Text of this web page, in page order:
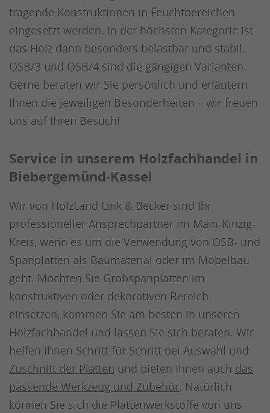
tragende Konstruktionen in Feuchtbereichen
eingesetzt werden. In der höchsten Kategorie ist
das Holz dann besonders belastbar und stabil.
OSB/3 und OSB/4 sind die gängigen Varianten.
Gerne beraten wir Sie persönlich und erläutern
Ihnen die jeweiligen Besonderheiten – wir freuen
uns auf Ihren Besuch!
Service in unserem Holzfachhandel in
Biebergemünd-Kassel
Wir von HolzLand Link & Becker sind Ihr
professioneller Ansprechpartner im Main-Kinzig-
Kreis, wenn es um die Verwendung von OSB- und
Spanplatten als Baumaterial oder im Möbelbau
geht. Möchten Sie Grobspanplatten im
konstruktiven oder dekorativen Bereich
einsetzen, kommen Sie am besten in unseren
Holzfachhandel und lassen Sie sich beraten. Wir
helfen Ihnen Schritt für Schritt bei Auswahl und
Zuschnitt der Platten und bieten Ihnen auch das
passende Werkzeug und Zubehör. Natürlich
können Sie sich die Plattenwerkstoffe von uns